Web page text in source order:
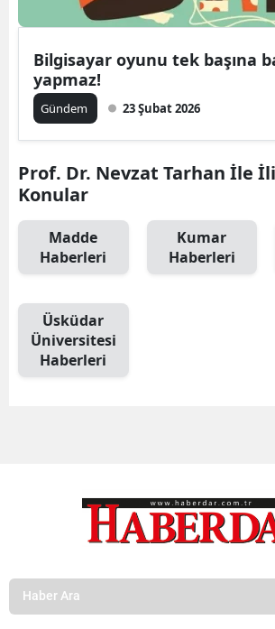
Bilgisayar oyunu tek başına
yapmaz!
Gündem 23 Şubat 2026
Prof. Dr. Nevzat Tarhan İle
Konular
Madde
Haberleri
Kumar
Haberleri
Üsküdar
Üniversitesi
Haberleri